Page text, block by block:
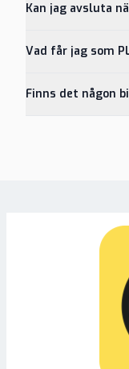
Kan jag avsluta
Vad får jag som
Finns det någon